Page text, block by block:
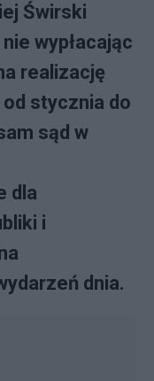
Świrski
wypłacając
realizację
stycznia do
sąd w
dla
i
dnia.